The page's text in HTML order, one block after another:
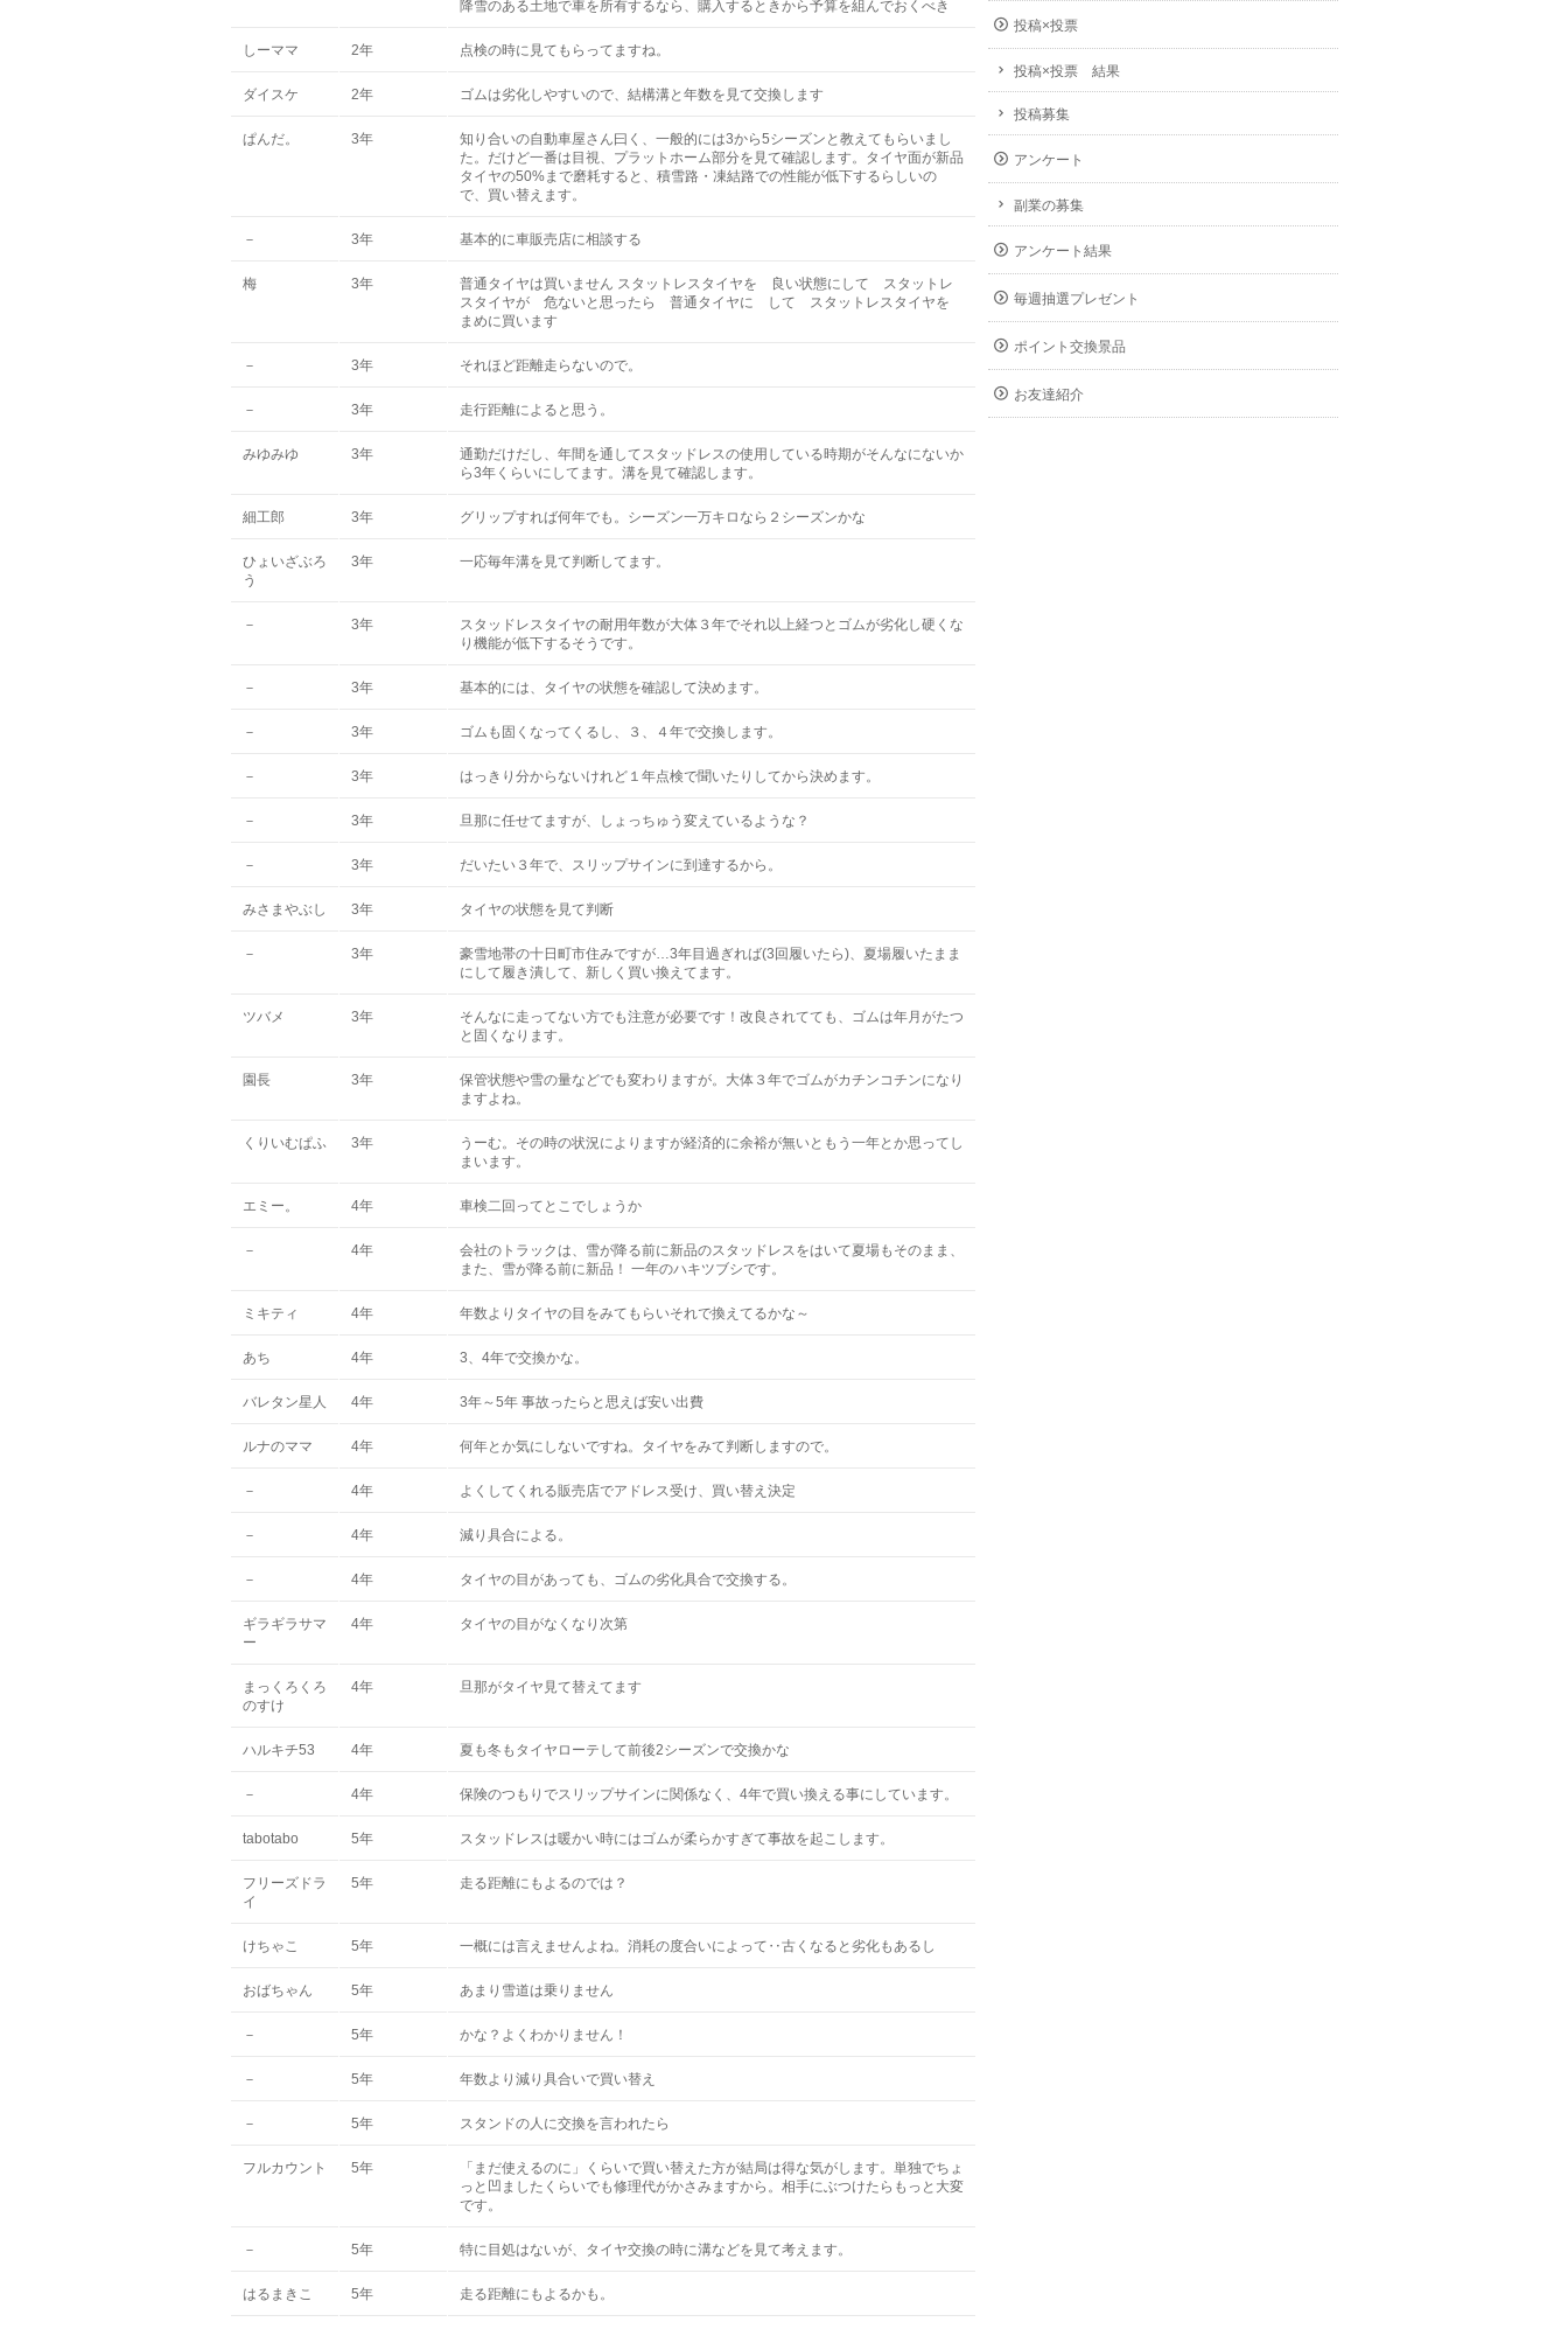
降雪のある土地で車を所有するなら、購入するときから予算を組んでおくべき
しーママ 2年 点検の時に見てもらってますね。
ダイスケ 2年 ゴムは劣化しやすいので、結構溝と年数を見て交換します
ぱんだ。 3年
知り合いの自動車屋さん曰く、一般的には3から5シーズンと教えてもらいまし
た。だけど一番は目視、プラットホーム部分を見て確認します。タイヤ面が新品
タイヤの50%まで磨耗すると、積雪路・凍結路での性能が低下するらしいの
で、買い替えます。
－ 3年 基本的に車販売店に相談する
梅 3年
普通タイヤは買いません スタットレスタイヤを 良い状態にして スタットレ
スタイヤが 危ないと思ったら 普通タイヤに して スタットレスタイヤを
まめに買います
－ 3年 それほど距離走らないので。
－ 3年 走行距離によると思う。
みゆみゆ 3年
通勤だけだし、年間を通してスタッドレスの使用している時期がそんなにないか
ら3年くらいにしてます。溝を見て確認します。
細工郎 3年 グリップすれば何年でも。シーズン一万キロなら２シーズンかな
ひょいざぶろ
う
3年 一応毎年溝を見て判断してます。
－ 3年
スタッドレスタイヤの耐用年数が大体３年でそれ以上経つとゴムが劣化し硬くな
り機能が低下するそうです。
－ 3年 基本的には、タイヤの状態を確認して決めます。
－ 3年 ゴムも固くなってくるし、３、４年で交換します。
－ 3年 はっきり分からないけれど１年点検で聞いたりしてから決めます。
－ 3年 旦那に任せてますが、しょっちゅう変えているような？
－ 3年 だいたい３年で、スリップサインに到達するから。
みさまやぶし 3年 タイヤの状態を見て判断
－ 3年
豪雪地帯の十日町市住みですが…3年目過ぎれば(3回履いたら)、夏場履いたまま
にして履き潰して、新しく買い換えてます。
ツバメ 3年
そんなに走ってない方でも注意が必要です！改良されてても、ゴムは年月がたつ
と固くなります。
園長 3年
保管状態や雪の量などでも変わりますが。大体３年でゴムがカチンコチンになり
ますよね。
くりいむぱふ 3年
うーむ。その時の状況によりますが経済的に余裕が無いともう一年とか思ってし
まいます。
エミー。 4年 車検二回ってとこでしょうか
－ 4年
会社のトラックは、雪が降る前に新品のスタッドレスをはいて夏場もそのまま、
また、雪が降る前に新品！ 一年のハキツブシです。
ミキティ 4年 年数よりタイヤの目をみてもらいそれで換えてるかな～
あち 4年 3、4年で交換かな。
バレタン星人 4年 3年～5年 事故ったらと思えば安い出費
ルナのママ 4年 何年とか気にしないですね。タイヤをみて判断しますので。
－ 4年 よくしてくれる販売店でアドレス受け、買い替え決定
－ 4年 減り具合による。
－ 4年 タイヤの目があっても、ゴムの劣化具合で交換する。
ギラギラサマ
ー
4年 タイヤの目がなくなり次第
まっくろくろ
のすけ
4年 旦那がタイヤ見て替えてます
ハルキチ53 4年 夏も冬もタイヤローテして前後2シーズンで交換かな
－ 4年 保険のつもりでスリップサインに関係なく、4年で買い換える事にしています。
tabotabo 5年 スタッドレスは暖かい時にはゴムが柔らかすぎて事故を起こします。
フリーズドラ
イ
5年 走る距離にもよるのでは？
けちゃこ 5年 一概には言えませんよね。消耗の度合いによって‥古くなると劣化もあるし
おばちゃん 5年 あまり雪道は乗りません
－ 5年 かな？よくわかりません！
－ 5年 年数より減り具合いで買い替え
－ 5年 スタンドの人に交換を言われたら
フルカウント 5年
「まだ使えるのに」くらいで買い替えた方が結局は得な気がします。単独でちょ
っと凹ましたくらいでも修理代がかさみますから。相手にぶつけたらもっと大変
です。
－ 5年 特に目処はないが、タイヤ交換の時に溝などを見て考えます。
はるまきこ 5年 走る距離にもよるかも。
投稿×投票
投稿×投票 結果
投稿募集
アンケート
副業の募集
アンケート結果
毎週抽選プレゼント
ポイント交換景品
お友達紹介